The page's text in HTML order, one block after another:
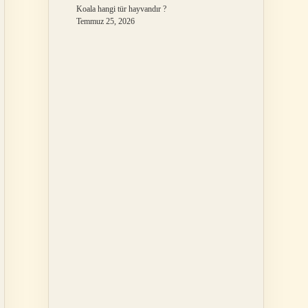
Koala hangi tür hayvandır ?
Temmuz 25, 2026